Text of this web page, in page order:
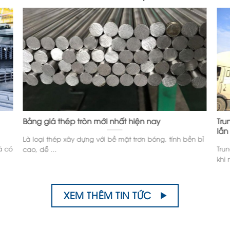
có
Bảng giá thép tròn mới nhất hiện nay
Là loại thép xây dựng với bề mặt trơn bóng, tính bền bỉ
cao, dễ ...
lần
khi
XEM THÊM TIN TỨC